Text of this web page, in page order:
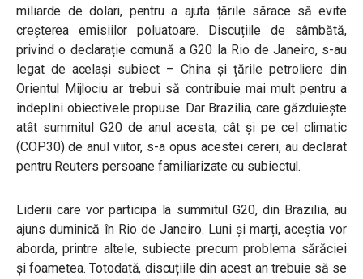
miliarde de dolari, pentru a ajuta țările sărace să evite
creșterea emisiilor poluatoare. Discuțiile de sâmbătă,
privind o declarație comună a G20 la Rio de Janeiro, s-au
legat de același subiect – China și țările petroliere din
Orientul Mijlociu ar trebui să contribuie mai mult pentru a
îndeplini obiectivele propuse. Dar Brazilia, care găzduiește
atât summitul G20 de anul acesta, cât și pe cel climatic
(COP30) de anul viitor, s-a opus acestei cereri, au declarat
pentru Reuters persoane familiarizate cu subiectul.
Liderii care vor participa la summitul G20, din Brazilia, au
ajuns duminică în Rio de Janeiro. Luni și marți, aceștia vor
aborda, printre altele, subiecte precum problema sărăciei
și foametea. Totodată, discuțiile din acest an trebuie să se